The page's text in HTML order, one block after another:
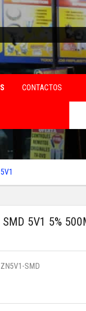
CONTACTOS
SMD 5V1 5%
ZN5V1-SMD